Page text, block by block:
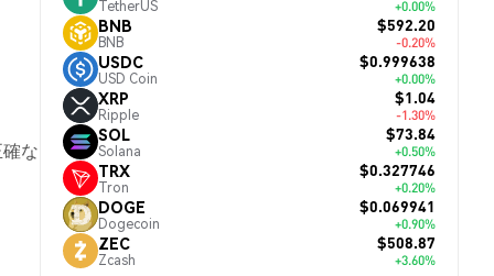
な
TetherUS +0.00%
BNB
BNB
$592.20
-0.20%
USDC
USD Coin
$0.999638
+0.00%
XRP
Ripple
$1.04
-1.30%
SOL
Solana
$73.84
+0.50%
TRX
Tron
$0.327746
+0.20%
DOGE
Dogecoin
$0.069941
+0.90%
ZEC
Zcash
$508.87
+3.60%